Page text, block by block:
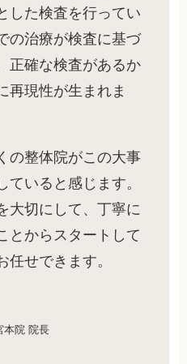
した検査を行ってい
の治療が検査に基づ
正確な検査があるか
再現性が生まれま
の整体院がこの大事
いると感じます。
大切にして、丁寧に
とからスタートして
せできます。
本院 院長